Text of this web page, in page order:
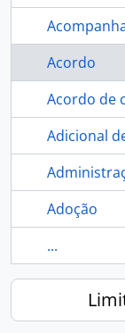
Acordo
Acordo de
Adicional
Adoção
...